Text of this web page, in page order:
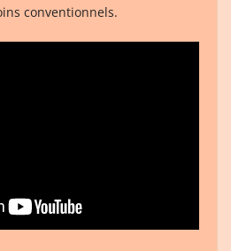
conventionnels.